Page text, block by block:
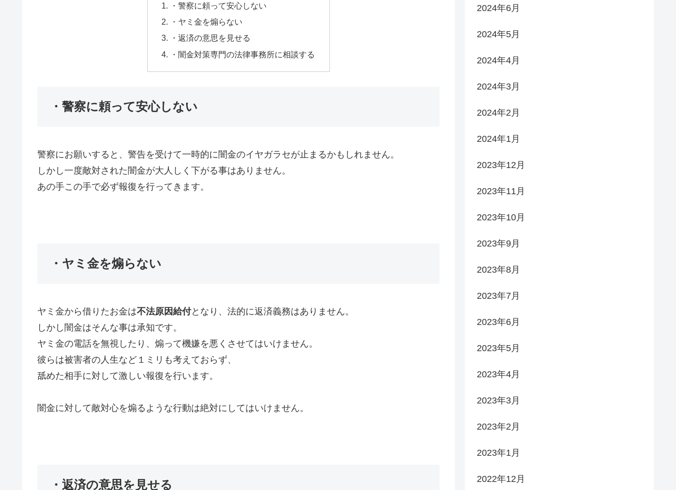
・警察に頼って安心しない
・ヤミ金を煽らない
・返済の意思を見せる
・闇金対策専門の法律事務所に相談する
・警察に頼って安心しない
警察にお願いすると、警告を受けて一時的に闇金のイヤガラセが止まるかもしれません。
しかし一度敵対された闇金が大人しく下がる事はありません。
あの手この手で必ず報復を行ってきます。
・ヤミ金を煽らない
ヤミ金から借りたお金は不法原因給付となり、法的に返済義務はありません。
しかし闇金はそんな事は承知です。
ヤミ金の電話を無視したり、煽って機嫌を悪くさせてはいけません。
彼らは被害者の人生など１ミリも考えておらず、
舐めた相手に対して激しい報復を行います。
闇金に対して敵対心を煽るような行動は絶対にしてはいけません。
・返済の意思を見せる
2024年6月
2024年5月
2024年4月
2024年3月
2024年2月
2024年1月
2023年12月
2023年11月
2023年10月
2023年9月
2023年8月
2023年7月
2023年6月
2023年5月
2023年4月
2023年3月
2023年2月
2023年1月
2022年12月